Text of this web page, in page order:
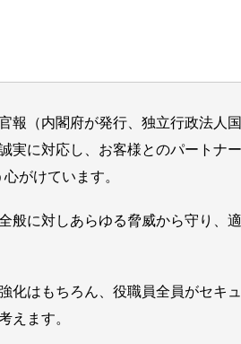
報（内閣府が発行、独立行政法人
実に対応し、お客様とのパートナ
がけています。
般に対しあらゆる脅威から守り、
化はもちろん、役職員全員がセキ
えます。